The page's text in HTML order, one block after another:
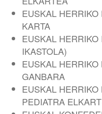
EUSKAL
KARTA
EUSKAL
IKASTOLA)
EUSKAL
GANBARA
EUSKAL
PEDIATRA